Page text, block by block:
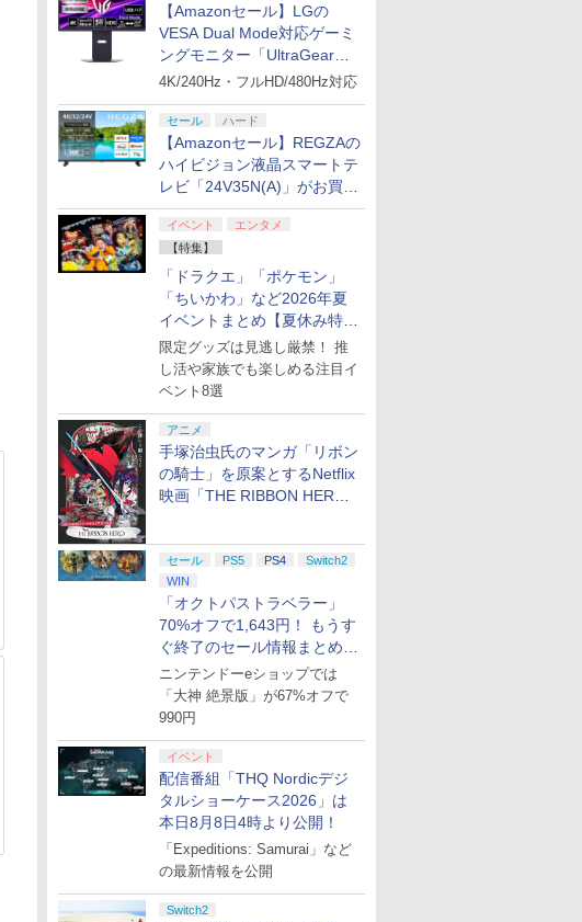
【Amazonセール】LGの
VESA Dual Mode対応ゲーミ
ングモニター「UltraGear
27G850A-B」がお買い得！
4K/240Hz・フルHD/480Hz対応
セール ハード
【Amazonセール】REGZAの
ハイビジョン液晶スマートテ
レビ「24V35N(A)」がお買い
得！
イベント
エンタメ
【特集】
「ドラクエ」「ポケモン」
「ちいかわ」など2026年夏
イベントまとめ【夏休み特
集】
限定グッズは見逃し厳禁！ 推
し活や家族でも楽しめる注目イ
ベント8選
アニメ
手塚治虫氏のマンガ「リボン
の騎士」を原案とするNetflix
映画「THE RIBBON HERO
セール PS5 PS4
Switch2
WIN
「オクトパストラベラー」
70%オフで1,643円！ もうす
ぐ終了のセール情報まとめ
【8月8日更新】
ニンテンドーeショップでは
「大神 絶景版」が67%オフで
990円
イベント
配信番組「THQ Nordicデジ
タルショーケース2026」は
本日8月8日4時より公開！
「Expeditions: Samurai」など
の最新情報を公開
Switch2